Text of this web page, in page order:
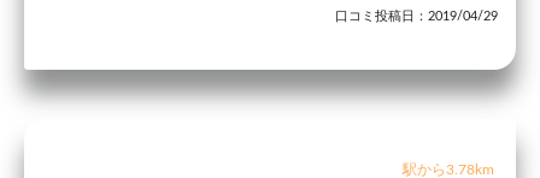
口コミ投稿日：2019/04/29
駅から3.78km